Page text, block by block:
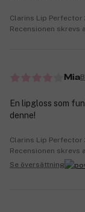
Clarins Lip Perfector
Recensionen skrevs
Mia
En lipgloss som
denne!
Clarins Lip Perfector
Recensionen skrevs
Se översättning